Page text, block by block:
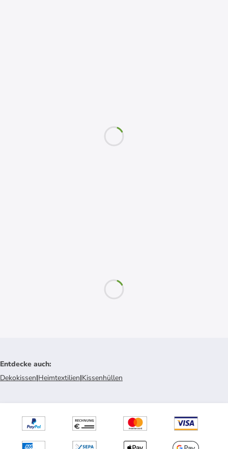
Entdecke auch:
Dekokissen|Heimtextilien|Kissenhüllen